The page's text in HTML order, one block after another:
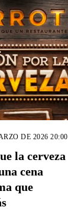
DE 2026 20:00
la cerveza
cena
que